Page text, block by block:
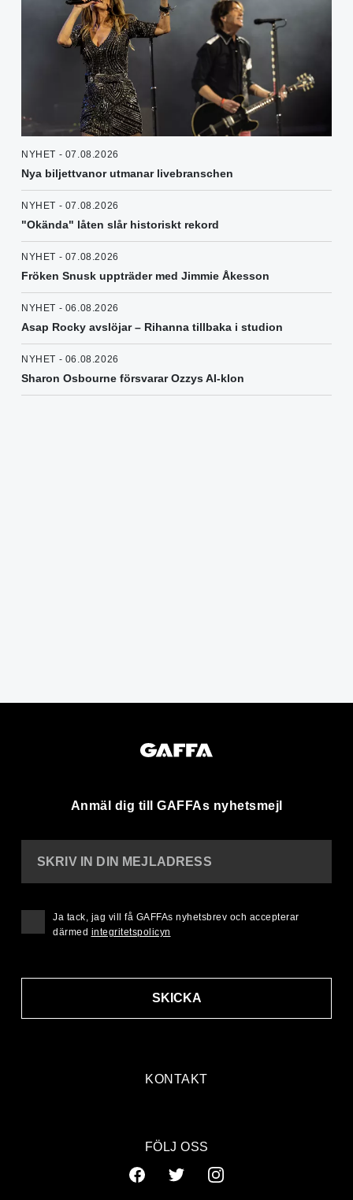
NYHET - 07.08.2026
Nya biljettvanor utmanar livebranschen
NYHET - 07.08.2026
"Okända" låten slår historiskt rekord
NYHET - 07.08.2026
Fröken Snusk uppträder med Jimmie Åkesson
NYHET - 06.08.2026
Asap Rocky avslöjar – Rihanna tillbaka i studion
NYHET - 06.08.2026
Sharon Osbourne försvarar Ozzys AI-klon
Anmäl dig till GAFFAs nyhetsmejl
KONTAKT
SKRIV IN DIN MEJLADRESS
SKICKA
Ja tack, jag vill få GAFFAs nyhetsbrev och accepterar
därmed integritetspolicyn
FÖLJ OSS